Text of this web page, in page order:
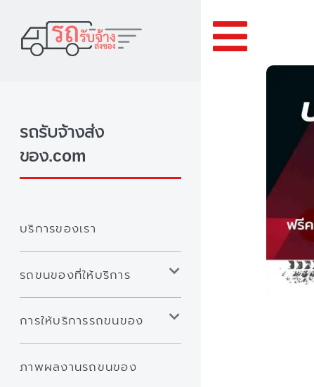
รถรับจ้างส่ง
ของ.com
บริการของเรา
รถขนของที่ให้บริการ
การให้บริการรถขนของ
ภาพผลงานรถขนของ